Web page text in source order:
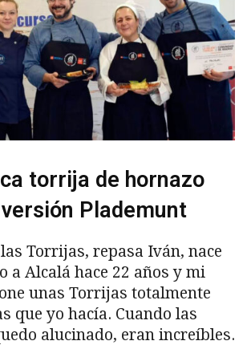
torrija de hornazo
Plademunt
Torrijas, repasa Iván, nace
a Alcalá hace 22 años y mi
unas Torrijas totalmente
que yo hacía. Cuando las
alucinado, eran increíbles.